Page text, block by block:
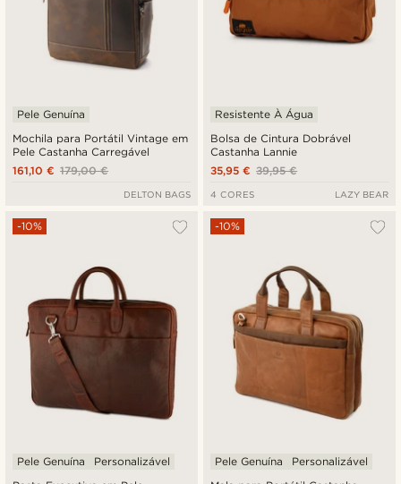
Mochila para Portátil Vintage em
Pele Castanha Carregável
Pele Genuína
179,00 €
161,10 €
DELTON BAGS
Bolsa de Cintura Dobrável
Castanha Lannie
Resistente À Água
39,95 €
35,95 €
4 CORES LAZY BEAR
-10%
Pele Genuína Personalizável
-10%
Pele Genuína Personalizável